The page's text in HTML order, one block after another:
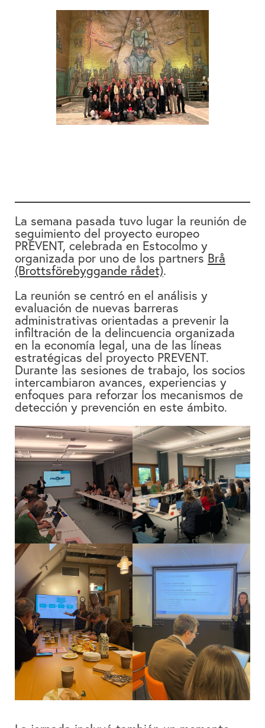
English
La semana pasada tuvo lugar la reunión de
seguimiento del proyecto europeo
PREVENT, celebrada en Estocolmo y
organizada por uno de los partners Brå
(Brottsförebyggande rådet).
La reunión se centró en el análisis y
evaluación de nuevas barreras
administrativas orientadas a prevenir la
infiltración de la delincuencia organizada
en la economía legal, una de las líneas
estratégicas del proyecto PREVENT.
Durante las sesiones de trabajo, los socios
intercambiaron avances, experiencias y
enfoques para reforzar los mecanismos de
detección y prevención en este ámbito.